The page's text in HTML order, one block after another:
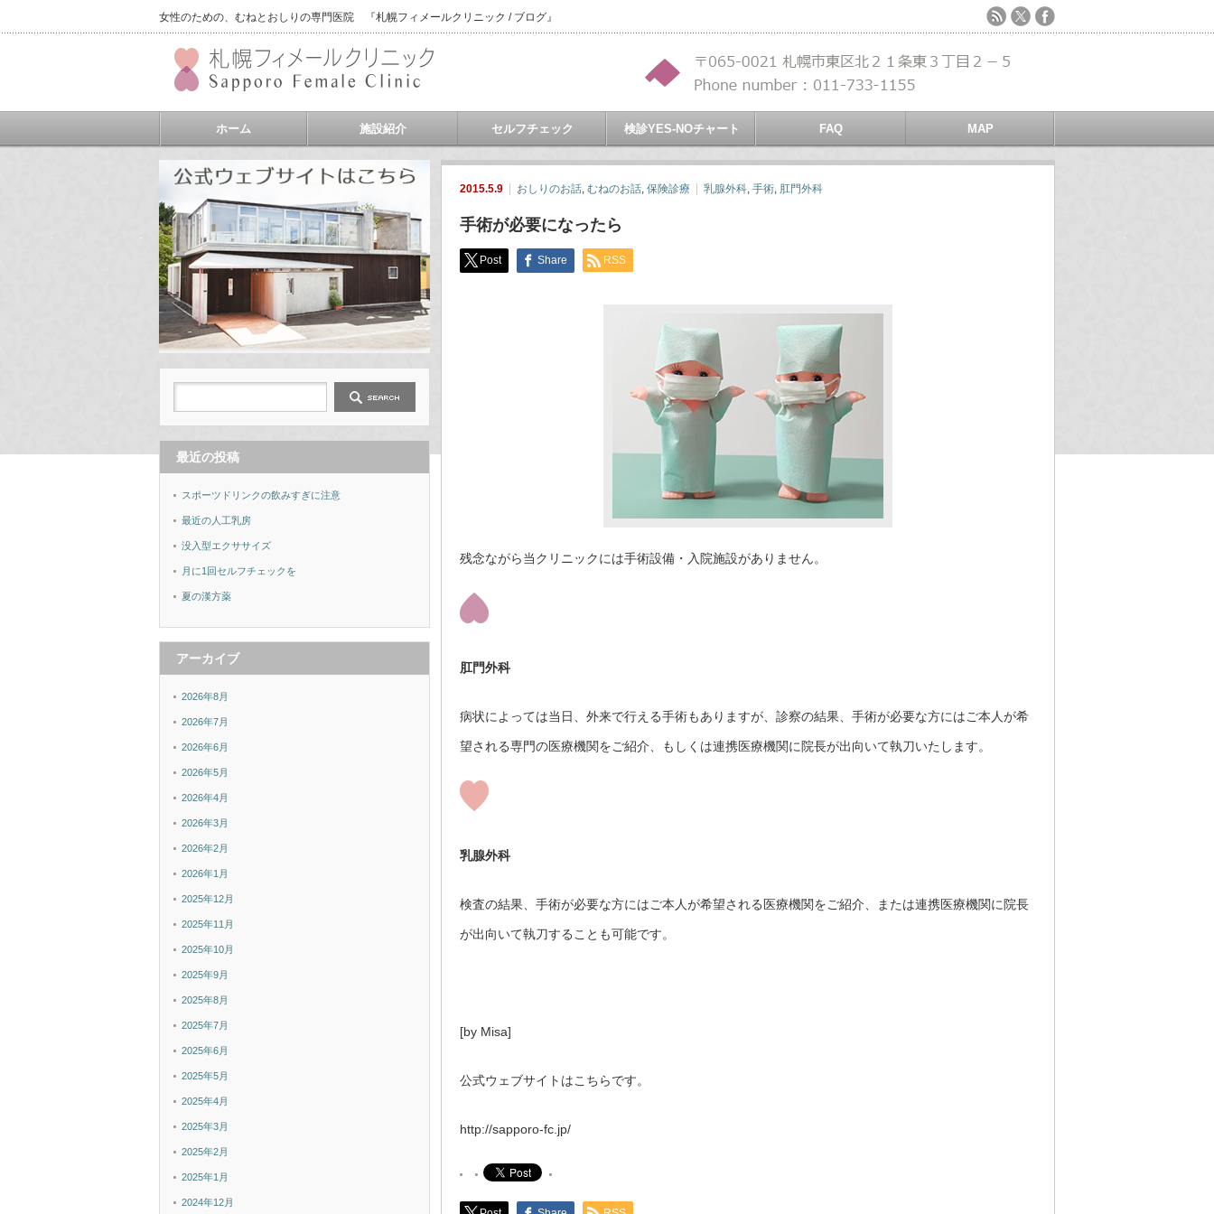
女性のための、むねとおしりの専門医院 『札幌フィメールクリニック / ブログ』
ホーム 施設紹介 セルフチェック 検診YES-NOチャート FAQ MAP
2015.5.9 おしりのお話, むねのお話, 保険診療 乳腺外科, 手術, 肛門外科
手術が必要になったら
Post Share RSS
残念ながら当クリニックには手術設備・入院施設がありません。
肛門外科
病状によっては当日、外来で行える手術もありますが、診察の結果、手術が必要な方にはご本人が希
望される専門の医療機関をご紹介、もしくは連携医療機関に院長が出向いて執刀いたします。
乳腺外科
検査の結果、手術が必要な方にはご本人が希望される医療機関をご紹介、または連携医療機関に院長
が出向いて執刀することも可能です。
[by Misa]
公式ウェブサイトはこちらです。
http://sapporo-fc.jp/
最近の投稿
スポーツドリンクの飲みすぎに注意
最近の人工乳房
没入型エクササイズ
月に1回セルフチェックを
夏の漢方薬
アーカイブ
2026年8月
2026年7月
2026年6月
2026年5月
2026年4月
2026年3月
2026年2月
2026年1月
2025年12月
2025年11月
2025年10月
2025年9月
2025年8月
2025年7月
2025年6月
2025年5月
2025年4月
2025年3月
2025年2月
2025年1月
2024年12月